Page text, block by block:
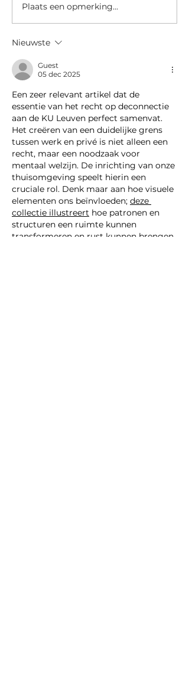
ODOT. Contract onbepaalde
duur is ok, schrap de
Plaats een opmerking...
Nieuwste
Guest
05 dec 2025
Een zeer relevant artikel dat de
essentie van het recht op deconnectie
aan de KU Leuven perfect samenvat.
Het creëren van een duidelijke grens
tussen werk en privé is niet alleen een
recht, maar een noodzaak voor
mentaal welzijn. De inrichting van onze
thuisomgeving speelt hierin een
cruciale rol. Denk maar aan hoe visuele
elementen ons beïnvloeden; deze
collectie illustreert hoe patronen en
structuren een ruimte kunnen
transformeren en rust kunnen brengen.